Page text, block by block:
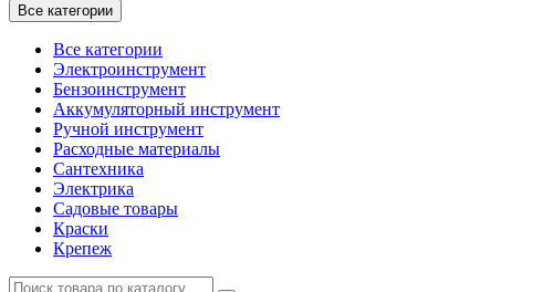
Все категории
Все категории
Электроинструмент
Бензоинструмент
Аккумуляторный инструмент
Ручной инструмент
Расходные материалы
Сантехника
Электрика
Садовые товары
Краски
Крепеж